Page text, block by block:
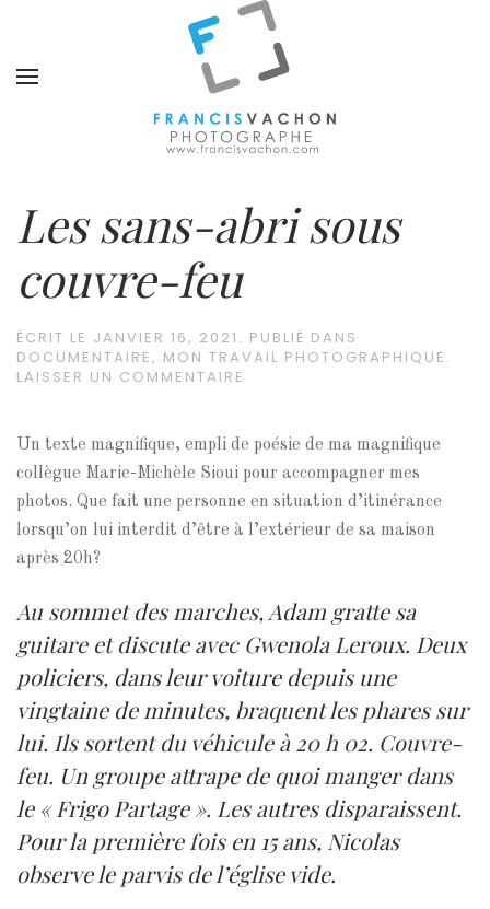
Les sans-abri sous
couvre-feu
ÉCRIT LE JANVIER 16, 2021 . PUBLIÉ DANS
DOCUMENTAIRE, MON TRAVAIL PHOTOGRAPHIQUE .
LAISSER UN COMMENTAIRE
Un texte magnifique, empli de poésie de ma magnifique
collègue Marie-Michèle Sioui pour accompagner mes
photos. Que fait une personne en situation d’itinérance
lorsqu’on lui interdit d’être à l’extérieur de sa maison
après 20h?
Au sommet des marches, Adam gratte sa
guitare et discute avec Gwenola Leroux. Deux
policiers, dans leur voiture depuis une
vingtaine de minutes, braquent les phares sur
lui. Ils sortent du véhicule à 20 h 02. Couvre-
feu. Un groupe attrape de quoi manger dans
le « Frigo Partage ». Les autres disparaissent.
Pour la première fois en 15 ans, Nicolas
observe le parvis de l’église vide.